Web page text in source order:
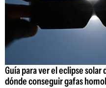
Guía para ver el eclipse solar
dónde conseguir gafas